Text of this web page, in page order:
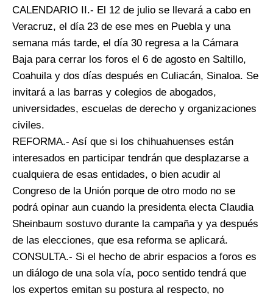
CALENDARIO II.- El 12 de julio se llevará a cabo en
Veracruz, el día 23 de ese mes en Puebla y una
semana más tarde, el día 30 regresa a la Cámara
Baja para cerrar los foros el 6 de agosto en Saltillo,
Coahuila y dos días después en Culiacán, Sinaloa. Se
invitará a las barras y colegios de abogados,
universidades, escuelas de derecho y organizaciones
civiles.
REFORMA.- Así que si los chihuahuenses están
interesados en participar tendrán que desplazarse a
cualquiera de esas entidades, o bien acudir al
Congreso de la Unión porque de otro modo no se
podrá opinar aun cuando la presidenta electa Claudia
Sheinbaum sostuvo durante la campaña y ya después
de las elecciones, que esa reforma se aplicará.
CONSULTA.- Si el hecho de abrir espacios a foros es
un diálogo de una sola vía, poco sentido tendrá que
los expertos emitan su postura al respecto, no